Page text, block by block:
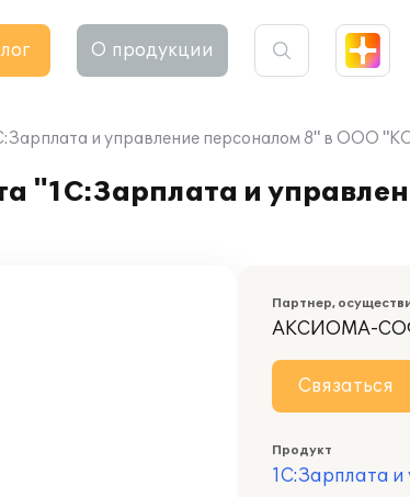
О продукции
и управление персоналом 8" в ООО
"1С:Зарплата и
Партнер,
АКСИОМА-
Связаться
Продукт
1С:Зарплата и